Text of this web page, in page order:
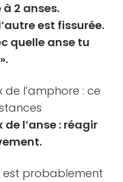
2 anses.
est fissurée.
quelle anse tu
de l’amphore : ce
l’anse : réagir
est probablement